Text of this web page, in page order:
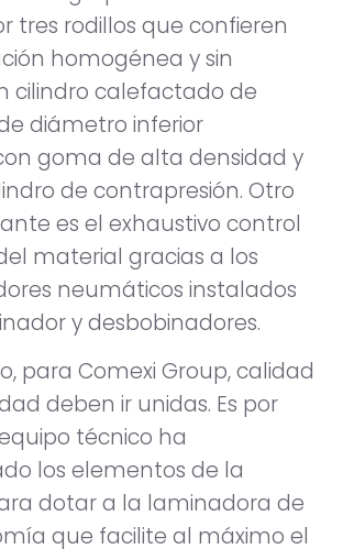
tres rodillos que confieren
homogénea y sin
cilindro calefactado de
diámetro inferior
goma de alta densidad y
de contrapresión. Otro
es el exhaustivo control
material gracias a los
neumáticos instalados
y desbobinadores.
para Comexi Group, calidad
deben ir unidas. Es por
técnico ha
los elementos de la
dotar a la laminadora de
que facilite al máximo el